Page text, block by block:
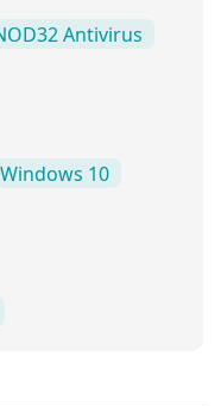
Antivirus
Windows 10